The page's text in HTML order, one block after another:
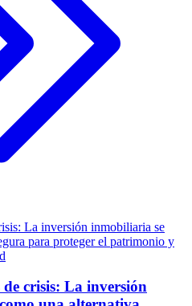
crisis: La inversión